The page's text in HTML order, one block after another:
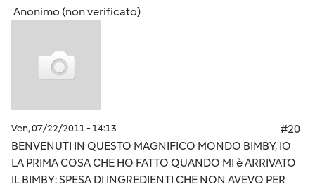
Anonimo (non verificato)
Ven, 07/22/2011 - 14:13
#20
BENVENUTI IN QUESTO MAGNIFICO MONDO BIMBY, IO
LA PRIMA COSA CHE HO FATTO QUANDO MI è ARRIVATO
IL BIMBY: SPESA DI INGREDIENTI CHE NON AVEVO PER